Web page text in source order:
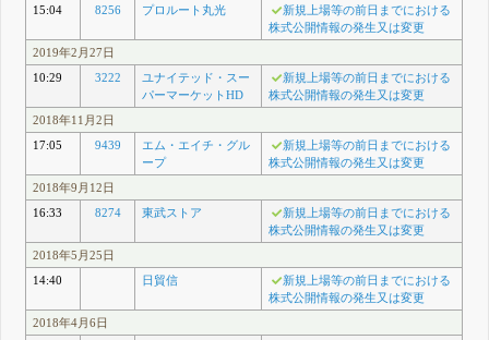
15:04 8256 プロルート丸光
新規上場等の前日までにおける
株式公開情報の発生又は変更
2019年2月27日
10:29
3222
ユナイテッド・スー
パーマーケットHD
新規上場等の前日までにおける
株式公開情報の発生又は変更
2018年11月2日
17:05
9439
エム・エイチ・グル
ープ
新規上場等の前日までにおける
株式公開情報の発生又は変更
2018年9月12日
16:33
8274 東武ストア
新規上場等の前日までにおける
株式公開情報の発生又は変更
2018年5月25日
14:40
日貿信
新規上場等の前日までにおける
株式公開情報の発生又は変更
2018年4月6日